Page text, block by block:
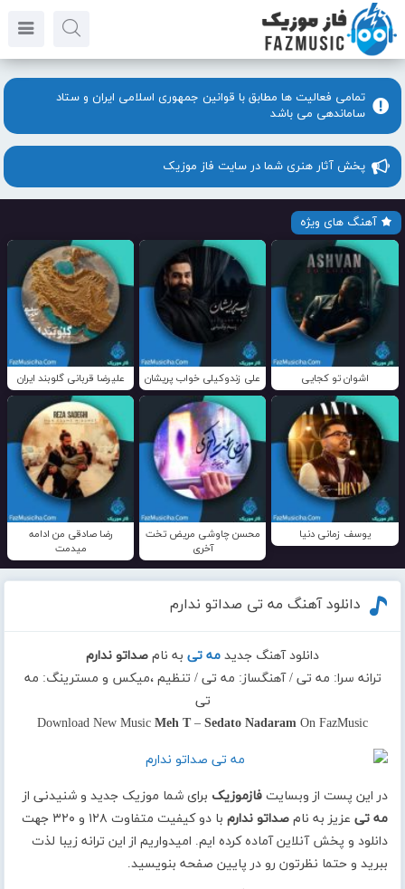
تمامی فعالیت ها مطابق با قوانین جمهوری اسلامی ایران و ستاد
ساماندهی می باشد
پخش آثار هنری شما در سایت فاز موزیک
آهنگ های ویژه
اشوان تو کجایی علی زندوکیلی خواب پریشان علیرضا قربانی گلوبند ایران
یوسف زمانی دنیا
محسن چاوشی مریض تخت
آخری
رضا صادقی من ادامه
میدمت
دانلود آهنگ مه تی صداتو ندارم
دانلود آهنگ جدید مه تی به نام صداتو ندارم
ترانه سرا: مه تی / آهنگساز: مه تی / تنظیم ،میکس و مسترینگ: مه
تی
Download New Music Meh T– Sedato Nadaram On FazMusic
در این پست از وبسایتفازموزیک برای شما موزیک جدید و شنیدنی از
مه تی عزیز به نامصداتو ندارم
با دو کیفیت متفاوت ۱۲۸ و ۳۲۰ جهت
دانلود و پخش آنلاین آماده کرده ایم. امیدواریم از این ترانه زیبا لذت
ببرید و حتما نظرتون رو در پایین صفحه بنویسید.